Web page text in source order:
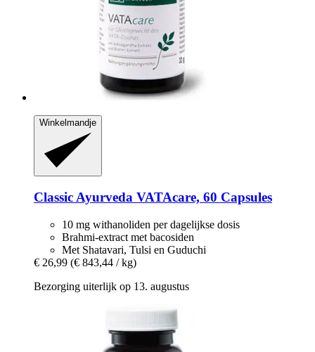
Winkelmandje
Classic Ayurveda VATAcare, 60 Capsules
10 mg withanoliden per dagelijkse dosis
Brahmi-extract met bacosiden
Met Shatavari, Tulsi en Guduchi
€ 26,99 (€ 843,44 / kg)
Bezorging uiterlijk op 13. augustus